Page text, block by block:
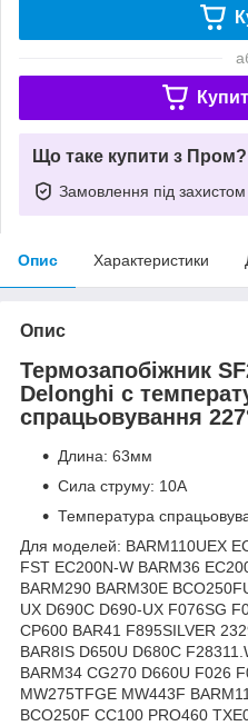
Що таке купити з Пром?
Замовлення під захистом
Опис Характеристики
Опис
Термозапобіжник
Delonghi с
спрацьовування
Длина: 63мм
Сила струму: 10A
Температура
Для моделей: BARM110UEX
FST EC200N-W BARM36
BARM290 BARM30E
UX D690C D690-UX F076SG
CP600 BAR41 F895SILVER
BAR8IS D650U D680C
BARM34 CG270 D660U F026
MW275TFGE MW443F
BCO250F CC100 PRO460